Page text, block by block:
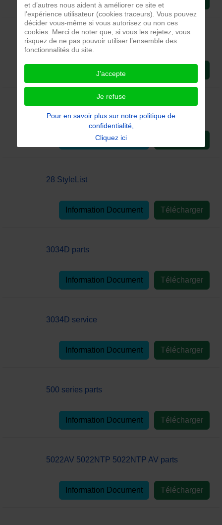
2340CV parts
Information Document
Information Document
28 StyleList
Télécharger
Information Document
3034D parts
Télécharger
Information Document
3034D service
Télécharger
Information Document
500 series parts
Télécharger
Information Document
5022AV 5022NTP 5022NTP AV parts
Télécharger
Information Document
et d’autres nous aident à améliorer ce site et
l’expérience utilisateur (cookies traceurs). Vous pouvez
décider vous-même si vous autorisez ou non ces
cookies. Merci de noter que, si vous les rejetez, vous
risquez de ne pas pouvoir utiliser l’ensemble des
fonctionnalités du site.
J'accepte
Je refuse
Pour en savoir plus sur notre politique de
confidentialité,
Cliquez ici